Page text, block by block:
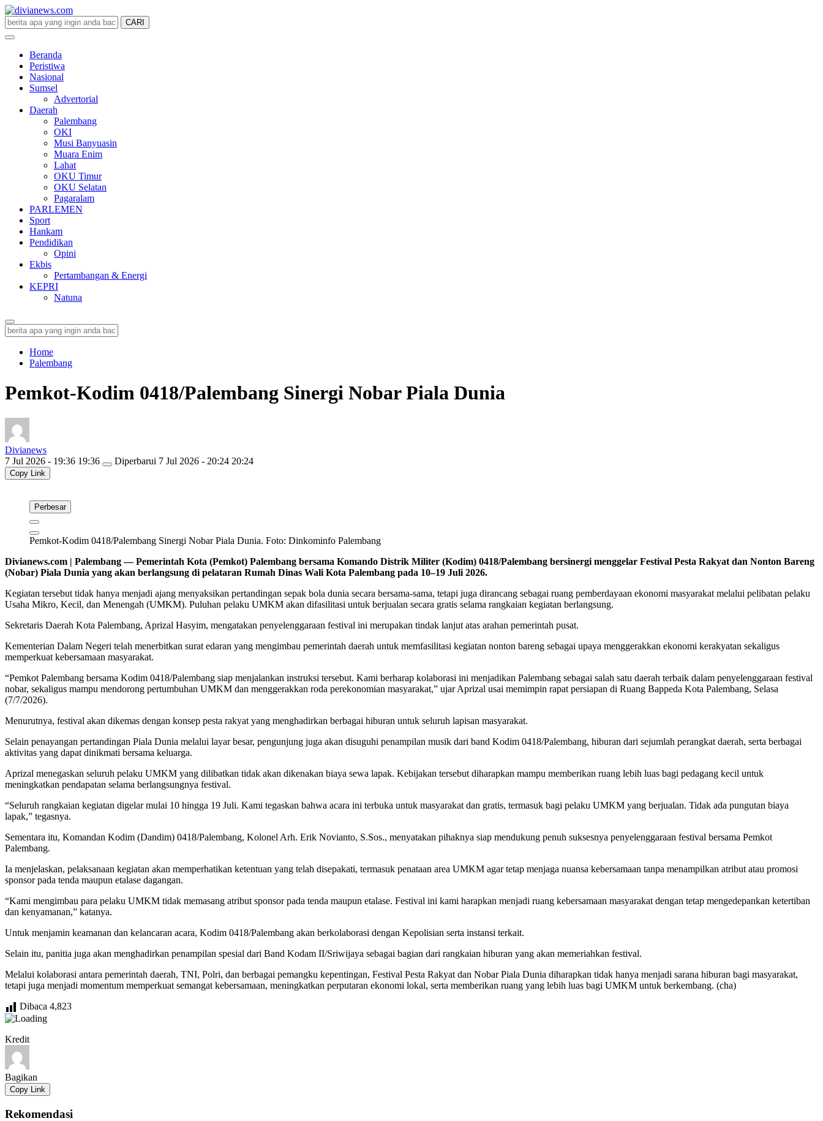
divianews.com
CARI
Beranda
Peristiwa
Nasional
Sumsel
Advertorial
Daerah
Palembang
OKI
Musi Banyuasin
Muara Enim
Lahat
OKU Timur
OKU Selatan
Pagaralam
PARLEMEN
Sport
Hankam
Pendidikan
Opini
Ekbis
Pertambangan & Energi
KEPRI
Natuna
Home
Palembang
Pemkot-Kodim 0418/Palembang Sinergi Nobar Piala Dunia
Divianews
7 Jul 2026 - 19:36 19:36
Diperbarui 7 Jul 2026 - 20:24 20:24
Copy Link
Perbesar
Pemkot-Kodim 0418/Palembang Sinergi Nobar Piala Dunia. Foto: Dinkominfo Palembang
Divianews.com | Palembang — Pemerintah Kota (Pemkot) Palembang bersama Komando Distrik Militer (Kodim) 0418/Palembang bersinergi menggelar Festival Pesta Rakyat dan Nonton Bareng
(Nobar) Piala Dunia yang akan berlangsung di pelataran Rumah Dinas Wali Kota Palembang pada 10–19 Juli 2026.
Kegiatan tersebut tidak hanya menjadi ajang menyaksikan pertandingan sepak bola dunia secara bersama-sama, tetapi juga dirancang sebagai ruang pemberdayaan ekonomi masyarakat melalui pelibatan pelaku
Usaha Mikro, Kecil, dan Menengah (UMKM). Puluhan pelaku UMKM akan difasilitasi untuk berjualan secara gratis selama rangkaian kegiatan berlangsung.
Sekretaris Daerah Kota Palembang, Aprizal Hasyim, mengatakan penyelenggaraan festival ini merupakan tindak lanjut atas arahan pemerintah pusat.
Kementerian Dalam Negeri telah menerbitkan surat edaran yang mengimbau pemerintah daerah untuk memfasilitasi kegiatan nonton bareng sebagai upaya menggerakkan ekonomi kerakyatan sekaligus
memperkuat kebersamaan masyarakat.
“Pemkot Palembang bersama Kodim 0418/Palembang siap menjalankan instruksi tersebut. Kami berharap kolaborasi ini menjadikan Palembang sebagai salah satu daerah terbaik dalam penyelenggaraan festival
nobar, sekaligus mampu mendorong pertumbuhan UMKM dan menggerakkan roda perekonomian masyarakat,” ujar Aprizal usai memimpin rapat persiapan di Ruang Bappeda Kota Palembang, Selasa
(7/7/2026).
Menurutnya, festival akan dikemas dengan konsep pesta rakyat yang menghadirkan berbagai hiburan untuk seluruh lapisan masyarakat.
Selain penayangan pertandingan Piala Dunia melalui layar besar, pengunjung juga akan disuguhi penampilan musik dari band Kodim 0418/Palembang, hiburan dari sejumlah perangkat daerah, serta berbagai
aktivitas yang dapat dinikmati bersama keluarga.
Aprizal menegaskan seluruh pelaku UMKM yang dilibatkan tidak akan dikenakan biaya sewa lapak. Kebijakan tersebut diharapkan mampu memberikan ruang lebih luas bagi pedagang kecil untuk
meningkatkan pendapatan selama berlangsungnya festival.
“Seluruh rangkaian kegiatan digelar mulai 10 hingga 19 Juli. Kami tegaskan bahwa acara ini terbuka untuk masyarakat dan gratis, termasuk bagi pelaku UMKM yang berjualan. Tidak ada pungutan biaya
lapak,” tegasnya.
Sementara itu, Komandan Kodim (Dandim) 0418/Palembang, Kolonel Arh. Erik Novianto, S.Sos., menyatakan pihaknya siap mendukung penuh suksesnya penyelenggaraan festival bersama Pemkot
Palembang.
Ia menjelaskan, pelaksanaan kegiatan akan memperhatikan ketentuan yang telah disepakati, termasuk penataan area UMKM agar tetap menjaga nuansa kebersamaan tanpa menampilkan atribut atau promosi
sponsor pada tenda maupun etalase dagangan.
“Kami mengimbau para pelaku UMKM tidak memasang atribut sponsor pada tenda maupun etalase. Festival ini kami harapkan menjadi ruang kebersamaan masyarakat dengan tetap mengedepankan ketertiban
dan kenyamanan,” katanya.
Untuk menjamin keamanan dan kelancaran acara, Kodim 0418/Palembang akan berkolaborasi dengan Kepolisian serta instansi terkait.
Selain itu, panitia juga akan menghadirkan penampilan spesial dari Band Kodam II/Sriwijaya sebagai bagian dari rangkaian hiburan yang akan memeriahkan festival.
Melalui kolaborasi antara pemerintah daerah, TNI, Polri, dan berbagai pemangku kepentingan, Festival Pesta Rakyat dan Nobar Piala Dunia diharapkan tidak hanya menjadi sarana hiburan bagi masyarakat,
tetapi juga menjadi momentum memperkuat semangat kebersamaan, meningkatkan perputaran ekonomi lokal, serta memberikan ruang yang lebih luas bagi UMKM untuk berkembang. (cha)
Dibaca 4,823
Kredit
Bagikan
Copy Link
Rekomendasi